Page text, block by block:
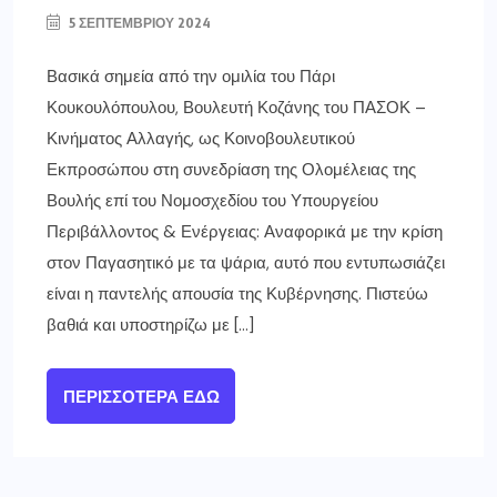
5 ΣΕΠΤΕΜΒΡΊΟΥ 2024
Βασικά σημεία από την ομιλία του Πάρι
Κουκουλόπουλου, Βουλευτή Κοζάνης του ΠΑΣΟΚ –
Κινήματος Αλλαγής, ως Κοινοβουλευτικού
Εκπροσώπου στη συνεδρίαση της Ολομέλειας της
Βουλής επί του Νομοσχεδίου του Υπουργείου
Περιβάλλοντος & Ενέργειας: Αναφορικά με την κρίση
στον Παγασητικό με τα ψάρια, αυτό που εντυπωσιάζει
είναι η παντελής απουσία της Κυβέρνησης. Πιστεύω
βαθιά και υποστηρίζω με […]
ΠΕΡΙΣΣΌΤΕΡΑ ΕΔΏ